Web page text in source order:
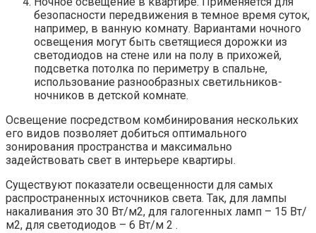
безопасности передвижения в темное время суток,
например, в ванную комнату. Вариантами ночного
освещения могут быть светящиеся дорожки из
светодиодов на стене или на полу в прихожей,
подсветка потолка по периметру в спальне,
использование разнообразных светильников-
ночников в детской комнате.
Освещение посредством комбинирования нескольких
его видов позволяет добиться оптимального
зонирования пространства и максимально
задействовать свет в интерьере квартиры.
Существуют показатели освещенности для самых
распространенных источников света. Так, для лампы
накаливания это 30 Вт/м2, для галогенных ламп – 15 Вт/
м2, для светодиодов – 6 Вт/м 2 .